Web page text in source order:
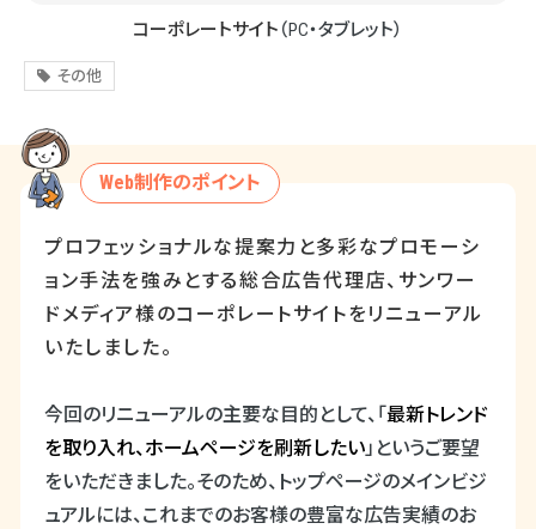
コーポレートサイト （PC・タブレット）
その他
Web制作のポイント
プロフェッショナルな提案力と多彩なプロモーシ
ョン手法を強みとする総合広告代理店、サンワー
ドメディア様のコーポレートサイトをリニューアル
いたしました。
今回のリニューアルの主要な目的として、「最新トレンド
を取り入れ、ホームページを刷新したい 」というご要望
をいただきました。そのため、トップページのメインビジ
ュアルには、これまでのお客様の豊富な広告実績のお